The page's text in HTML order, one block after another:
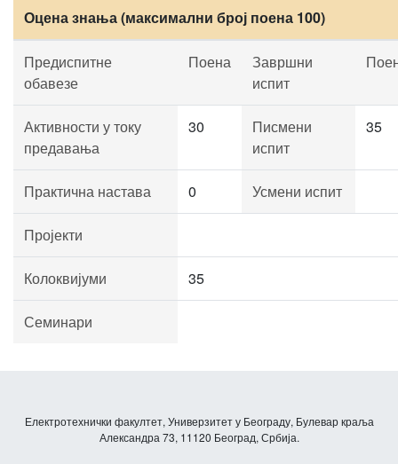
Оцена знања (максимални број поена 100)
Предиспитне
обавезе
Поена
Завршни
испит
Активности у току
предавања
30
Писмени
испит
35
Практична настава 0 Усмени испит
Пројекти
Колоквијуми 35
Семинари
Електротехнички факултет, Универзитет у Београду, Булевар краља
Александра 73, 11120 Београд, Србија.